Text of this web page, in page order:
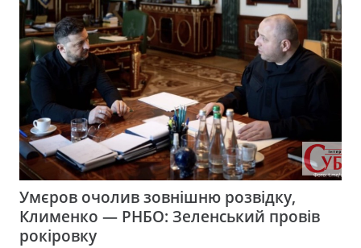
Умєров очолив зовнішню розвідку,
Клименко — РНБО: Зеленський провів
рокіровку